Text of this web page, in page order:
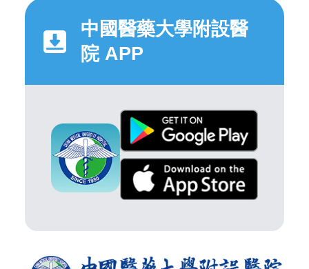
中國醫藥大學附設醫
院 APP